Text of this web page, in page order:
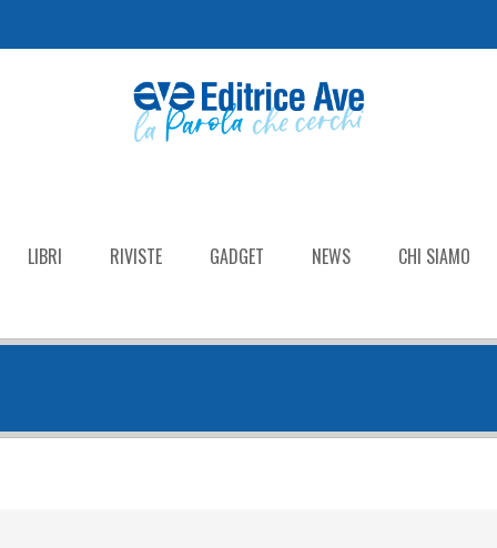
LIBRI RIVISTE GADGET NEWS CHI SIAMO